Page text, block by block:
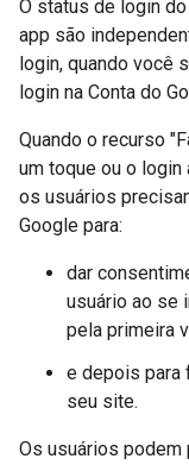
O status de login
app são
login, quando você
login na Conta do
Quando o recurso
um toque ou o
os usuários
Google para:
dar
usuário ao se
pela primeira
e depois para
seu site.
Os usuários podem